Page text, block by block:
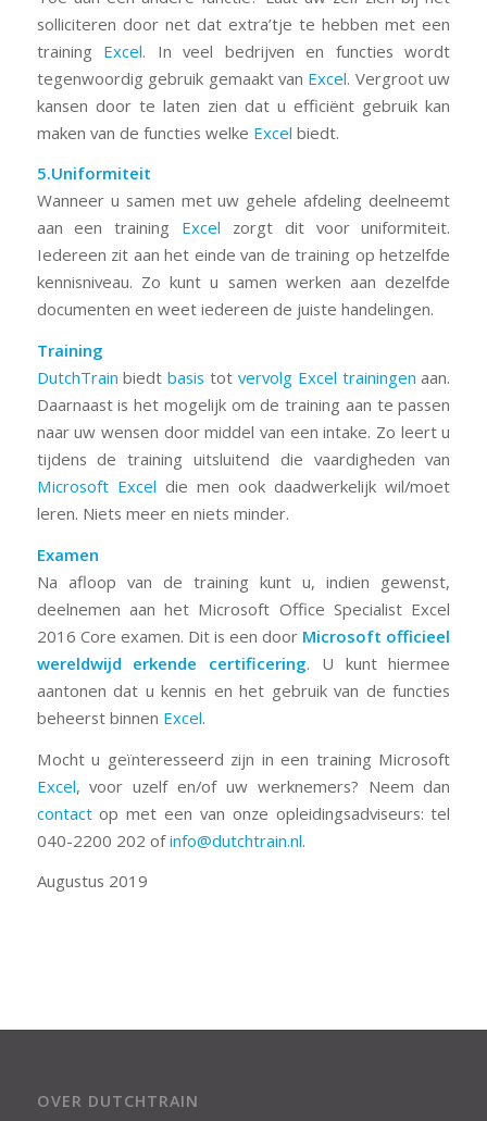
solliciteren door net dat extra’tje te hebben met een
training Excel. In veel bedrijven en functies wordt
tegenwoordig gebruik gemaakt van Excel. Vergroot uw
kansen door te laten zien dat u efficiënt gebruik kan
maken van de functies welke Excel biedt.
5.Uniformiteit
Wanneer u samen met uw gehele afdeling deelneemt
aan een training Excel zorgt dit voor uniformiteit.
Iedereen zit aan het einde van de training op hetzelfde
kennisniveau. Zo kunt u samen werken aan dezelfde
documenten en weet iedereen de juiste handelingen.
Training
DutchTrain biedtbasis tot vervolg Excel trainingen aan.
Daarnaast is het mogelijk om de training aan te passen
naar uw wensen door middel van een intake. Zo leert u
tijdens de training uitsluitend die vaardigheden van
Microsoft Excel die men ook daadwerkelijk wil/moet
leren. Niets meer en niets minder.
Examen
Na afloop van de training kunt u, indien gewenst,
deelnemen aan het Microsoft Office Specialist Excel
2016 Core examen. Dit is een door Microsoft officieel
wereldwijd erkende certificering. U kunt hiermee
aantonen dat u kennis en het gebruik van de functies
beheerst binnen Excel.
Mocht u geïnteresseerd zijn in een training Microsoft
Excel, voor uzelf en/of uw werknemers? Neem dan
contactop met een van onze opleidingsadviseurs: tel
040-2200 202 ofinfo@dutchtrain.nl.
Augustus 2019
OVER DUTCHTRAIN